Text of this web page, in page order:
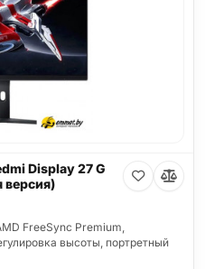
Display 27 G
версия)
FreeSync Premium,
высоты, портретный